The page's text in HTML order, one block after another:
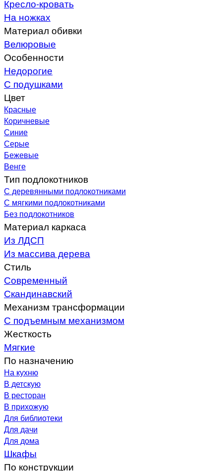
Кресло-кровать
На ножках
Материал обивки
Велюровые
Особенности
Недорогие
С подушками
Цвет
Красные
Коричневые
Синие
Серые
Бежевые
Венге
Тип подлокотников
С деревянными подлокотниками
С мягкими подлокотниками
Без подлокотников
Материал каркаса
Из ЛДСП
Из массива дерева
Стиль
Современный
Скандинавский
Механизм трансформации
С подъемным механизмом
Жесткость
Мягкие
По назначению
На кухню
В детскую
В ресторан
В прихожую
Для библиотеки
Для дачи
Для дома
Шкафы
По конструкции